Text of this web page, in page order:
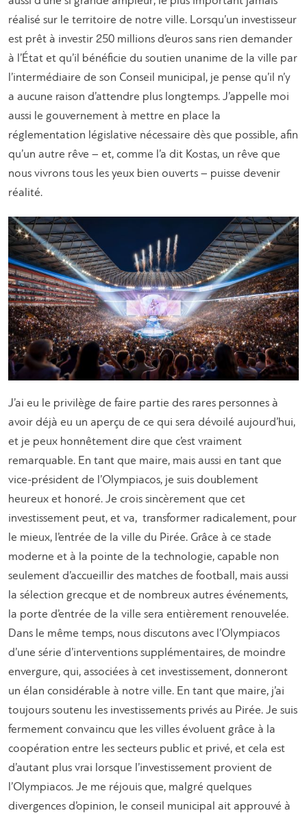
réalisé sur le territoire de notre ville. Lorsqu’un investisseur
est prêt à investir 250 millions d’euros sans rien demander
à l’État et qu’il bénéficie du soutien unanime de la ville par
l’intermédiaire de son Conseil municipal, je pense qu’il n’y
a aucune raison d’attendre plus longtemps. J’appelle moi
aussi le gouvernement à mettre en place la
réglementation législative nécessaire dès que possible, afin
qu’un autre rêve – et, comme l’a dit Kostas, un rêve que
nous vivrons tous les yeux bien ouverts – puisse devenir
réalité.
J’ai eu le privilège de faire partie des rares personnes à
avoir déjà eu un aperçu de ce qui sera dévoilé aujourd’hui,
et je peux honnêtement dire que c’est vraiment
remarquable. En tant que maire, mais aussi en tant que
vice-président de l’Olympiacos, je suis doublement
heureux et honoré. Je crois sincèrement que cet
investissement peut, et va, transformer radicalement, pour
le mieux, l’entrée de la ville du Pirée. Grâce à ce stade
moderne et à la pointe de la technologie, capable non
seulement d’accueillir des matches de football, mais aussi
la sélection grecque et de nombreux autres événements,
la porte d’entrée de la ville sera entièrement renouvelée.
Dans le même temps, nous discutons avec l’Olympiacos
d’une série d’interventions supplémentaires, de moindre
envergure, qui, associées à cet investissement, donneront
un élan considérable à notre ville. En tant que maire, j’ai
toujours soutenu les investissements privés au Pirée. Je suis
fermement convaincu que les villes évoluent grâce à la
coopération entre les secteurs public et privé, et cela est
d’autant plus vrai lorsque l’investissement provient de
l’Olympiacos. Je me réjouis que, malgré quelques
divergences d’opinion, le conseil municipal ait approuvé à